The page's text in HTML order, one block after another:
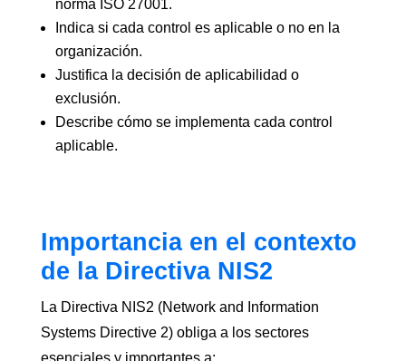
norma ISO 27001.
Indica si cada control es aplicable o no en la
organización.
Justifica la decisión de aplicabilidad o
exclusión.
Describe cómo se implementa cada control
aplicable.
Importancia en el contexto
de la Directiva NIS2
La Directiva NIS2 (Network and Information
Systems Directive 2) obliga a los sectores